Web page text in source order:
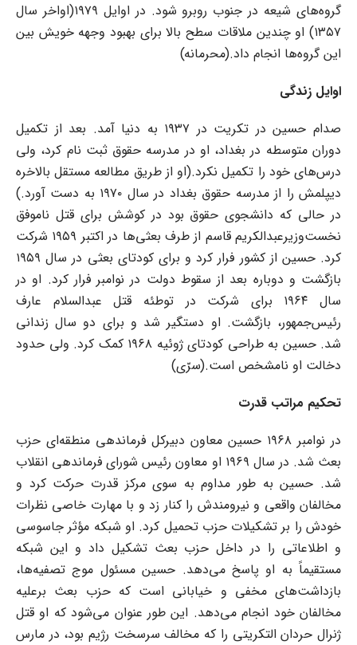
گروه‌های شیعه در جنوب روبرو شود. در اوایل ۱۹۷۹(اواخر سال
۱۳۵۷) او چندین ملاقات سطح بالا برای بهبود وجهه خویش بین
این گروه‌ها انجام داد.(محرمانه)
اوایل زندگی
صدام حسین در تکریت در ۱۹۳۷ به دنیا آمد. بعد از تکمیل
دوران متوسطه در بغداد، او در مدرسه حقوق ثبت نام کرد، ولی
درس‌های خود را تکمیل نکرد.(او از طریق مطالعه مستقل بالاخره
دیپلمش را از مدرسه حقوق بغداد در سال ۱۹۷۰ به دست آورد.)
در حالی که دانشجوی حقوق بود در کوشش برای قتل ناموفق
نخست‌وزیرعبدالکریم قاسم از طرف بعثی‌ها در اکتبر ۱۹۵۹ شرکت
کرد. حسین از کشور فرار کرد و برای کودتای بعثی در سال ۱۹۵۹
بازگشت و دوباره بعد از سقوط دولت در نوامبر فرار کرد. او در
سال ۱۹۶۴ برای شرکت در توطئه قتل عبدالسلام عارف
رئیس‌جمهور، بازگشت. او دستگیر شد و برای دو سال زندانی
شد. حسین به طراحی کودتای ژوئیه ۱۹۶۸ کمک کرد. ولی حدود
دخالت او نامشخص است.(سرّی)
تحکیم مراتب قدرت
در نوامبر ۱۹۶۸ حسین معاون دبیرکل فرماندهی منطقه‌ای حزب
بعث شد. در سال ۱۹۶۹ او معاون رئیس شورای فرماندهی انقلاب
شد. حسین به طور مداوم به سوی مرکز قدرت حرکت کرد و
مخالفان واقعی و نیرومندش را کنار زد و با مهارت خاصی نظرات
خودش را بر تشکیلات حزب تحمیل کرد. او شبکه مؤثر جاسوسی
و اطلاعاتی را در داخل حزب بعث تشکیل داد و این شبکه
مستقیماً به او پاسخ می‌دهد. حسین مسئول موج تصفیه‌ها،
بازداشت‌های مخفی و خیابانی است که حزب بعث برعلیه
مخالفان خود انجام می‌دهد. این طور عنوان می‌شود که او قتل
ژنرال حردان التکریتی را که مخالف سرسخت رژیم بود، در مارس